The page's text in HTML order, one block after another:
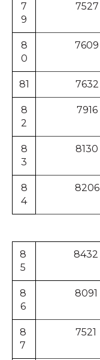
7
9
7527
8
0
7609
81 7632
8
2
7916
8
3
8130
8
4
8206
8
5
8432
8
6
8091
8
7
7521